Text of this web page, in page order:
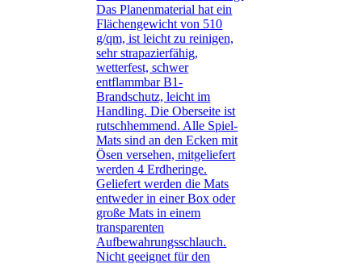
Das Planenmaterial hat ein
Flächengewicht von 510
g/qm, ist leicht zu reinigen,
sehr strapazierfähig,
wetterfest, schwer
entflammbar B1-
Brandschutz, leicht im
Handling. Die Oberseite ist
rutschhemmend. Alle Spiel-
Mats sind an den Ecken mit
Ösen versehen, mitgeliefert
werden 4 Erdheringe.
Geliefert werden die Mats
entweder in einer Box oder
große Mats in einem
transparenten
Aufbewahrungsschlauch.
Nicht geeignet für den